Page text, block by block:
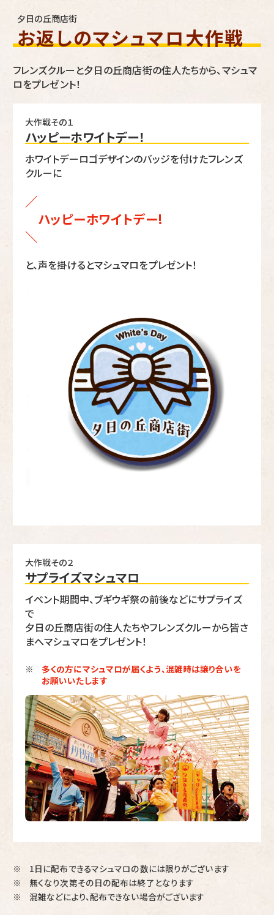
夕日の丘商店街
お返しのマシュマロ大作戦
フレンズクルーと夕日の丘商店街の住人たちから、マシュマ
ロをプレゼント！
大作戦その１
ハッピーホワイトデー！
ホワイトデーロゴデザインのバッジを付けたフレンズ
クルーに
／
ハッピーホワイトデー!
＼
と、声を掛けるとマシュマロをプレゼント！
大作戦その２
サプライズマシュマロ
イベント期間中、ブギウギ祭の前後などにサプライズ
で
夕日の丘商店街の住人たちやフレンズクルーから皆さ
まへマシュマロをプレゼント！
※
多くの方にマシュマロが届くよう、混雑時は譲り合いを
お願いいたします
※
1日に配布できるマシュマロの数には限りがございます
※
無くなり次第その日の配布は終了となります
※
混雑などにより、配布できない場合がございます